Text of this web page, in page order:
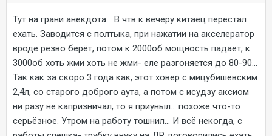
Тут на грани анекдота... В чтв к вечеру китаец перестал
ехать. Заводится с полтыка, при нажатии на акселератор
вроде резво берёт, потом к 2000об мощность падает, к
3000об хоть жми хоть не жми- еле разгоняется до 80-90...
Так как за скоро 3 года как, этот ховер с мицубишевским
2,4л, со старого доброго аута, а потом с исудзу аксиом
ни разу не капризничал, то я приуныл... похоже что-то
серьёзное. Утром на работу тошнил... И всё некогда, с